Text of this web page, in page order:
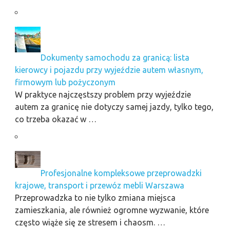
Dokumenty samochodu za granicą: lista
kierowcy i pojazdu przy wyjeździe autem własnym,
firmowym lub pożyczonym
W praktyce najczęstszy problem przy wyjeździe
autem za granicę nie dotyczy samej jazdy, tylko tego,
co trzeba okazać w …
Profesjonalne kompleksowe przeprowadzki
krajowe, transport i przewóz mebli Warszawa
Przeprowadzka to nie tylko zmiana miejsca
zamieszkania, ale również ogromne wyzwanie, które
często wiąże się ze stresem i chaosm. …